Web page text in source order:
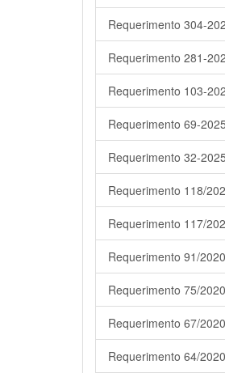
Requerimento 304-
Requerimento 281-
Requerimento 103-
Requerimento 69-
Requerimento 32-
Requerimento 118/
Requerimento 117/
Requerimento 91/
Requerimento 75/
Requerimento 67/
Requerimento 64/